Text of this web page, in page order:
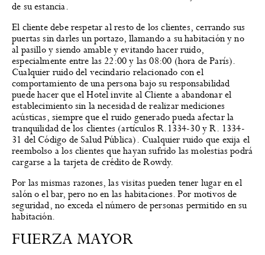
de su estancia.
El cliente debe respetar al resto de los clientes, cerrando sus
puertas sin darles un portazo, llamando a su habitación y no
al pasillo y siendo amable y evitando hacer ruido,
especialmente entre las 22:00 y las 08:00 (hora de París).
Cualquier ruido del vecindario relacionado con el
comportamiento de una persona bajo su responsabilidad
puede hacer que el Hotel invite al Cliente a abandonar el
establecimiento sin la necesidad de realizar mediciones
acústicas, siempre que el ruido generado pueda afectar la
tranquilidad de los clientes (artículos R.1334-30 y R. 1334-
31 del Código de Salud Pública). Cualquier ruido que exija el
reembolso a los clientes que hayan sufrido las molestias podrá
cargarse a la tarjeta de crédito de Rowdy.
Por las mismas razones, las visitas pueden tener lugar en el
salón o el bar, pero no en las habitaciones. Por motivos de
seguridad, no exceda el número de personas permitido en su
habitación.
FUERZA MAYOR